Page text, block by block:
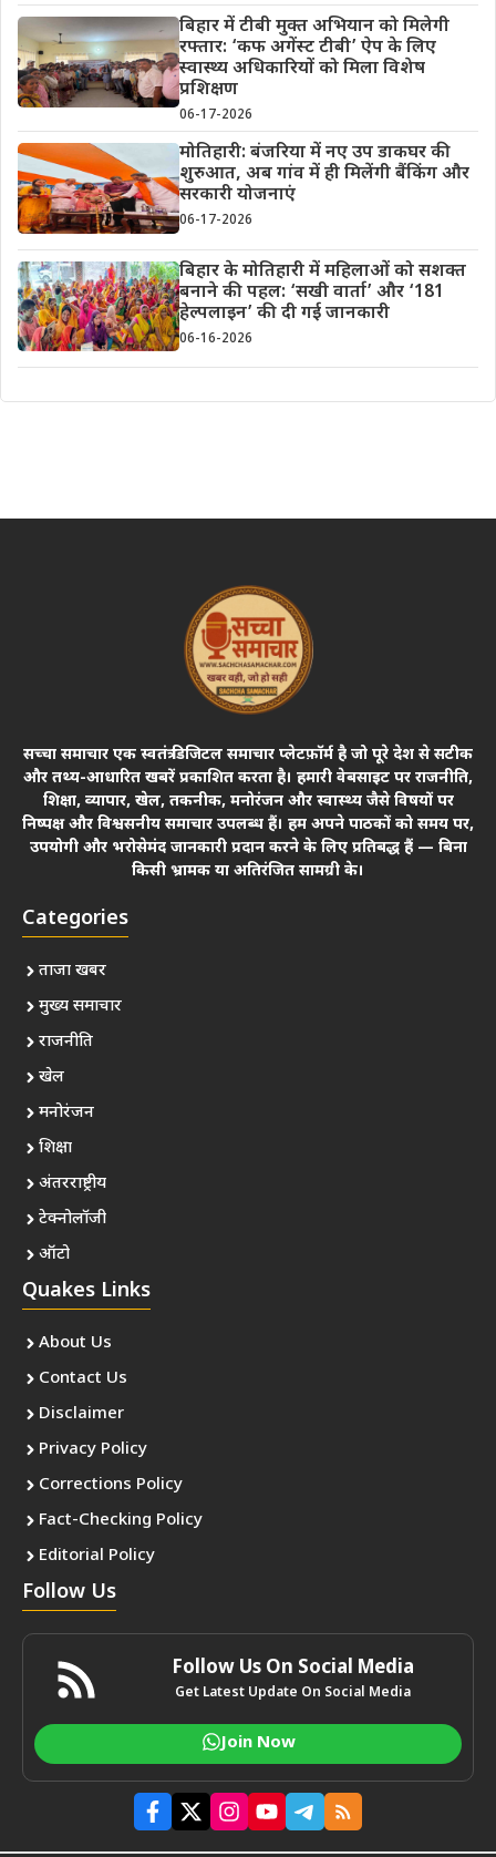
बिहार में टीबी मुक्त अभियान को मिलेगी
रफ्तार: ‘कफ अगेंस्ट टीबी’ ऐप के लिए
स्वास्थ्य अधिकारियों को मिला विशेष
प्रशिक्षण
06-17-2026
मोतिहारी: बंजरिया में नए उप डाकघर की
शुरुआत, अब गांव में ही मिलेंगी बैंकिंग और
सरकारी योजनाएं
06-17-2026
बिहार के मोतिहारी में महिलाओं को सशक्त
बनाने की पहल: ‘सखी वार्ता’ और ‘181
हेल्पलाइन’ की दी गई जानकारी
06-16-2026
सच्चा समाचार एक स्वतंत्र डिजिटल समाचार प्लेटफ़ॉर्म है जो पूरे देश से सटीक
और तथ्य-आधारित खबरें प्रकाशित करता है। हमारी वेबसाइट पर राजनीति,
शिक्षा, व्यापार, खेल, तकनीक, मनोरंजन और स्वास्थ्य जैसे विषयों पर
निष्पक्ष और विश्वसनीय समाचार उपलब्ध हैं। हम अपने पाठकों को समय पर,
उपयोगी और भरोसेमंद जानकारी प्रदान करने के लिए प्रतिबद्ध हैं — बिना
किसी भ्रामक या अतिरंजित सामग्री के।
Categories
ताजा खबर
मुख्य समाचार
राजनीति
खेल
मनोरंजन
शिक्षा
अंतरराष्ट्रीय
टेक्नोलॉजी
ऑटो
Quakes Links
About Us
Contact Us
Disclaimer
Privacy Policy
Corrections Policy
Fact-Checking Policy
Editorial Policy
Follow Us
Follow Us On Social Media
Get Latest Update On Social Media
Join Now